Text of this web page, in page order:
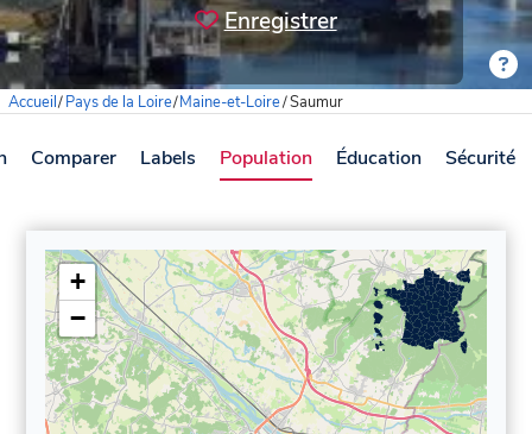
Enregistrer
Accueil/Pays de la Loire/Maine-et-Loire/Saumur
Comparer Labels Population Éducation Sécurité
+
−